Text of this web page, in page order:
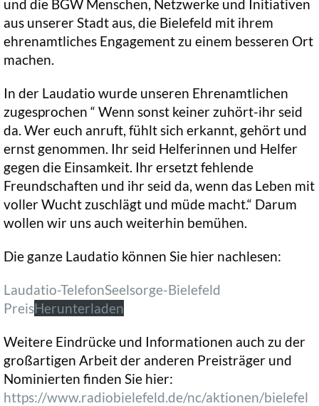
und die BGW Menschen, Netz­werke und Initiativen
aus unserer Stadt aus, die Bielefeld mit ihrem
ehrenamtliches Engagement zu einem besseren Ort
machen.
In der Laudatio wurde unseren Ehrenamtlichen
zugesprochen “ Wenn sonst keiner zuhört-ihr seid
da. Wer euch anruft, fühlt sich erkannt, gehört und
ernst genommen. Ihr seid Helferinnen und Helfer
gegen die Einsamkeit. Ihr ersetzt fehlende
Freundschaften und ihr seid da, wenn das Leben mit
voller Wucht zuschlägt und müde macht.“ Darum
wollen wir uns auch weiterhin bemühen.
Die ganze Laudatio können Sie hier nachlesen:
Laudatio-TelefonSeelsorge-Bielefeld
PreisHerunterladen
Weitere Eindrücke und Informationen auch zu der
großartigen Arbeit der anderen Preisträger und
Nominierten finden Sie hier:
https://www.radiobielefeld.de/nc/aktionen/bielefel